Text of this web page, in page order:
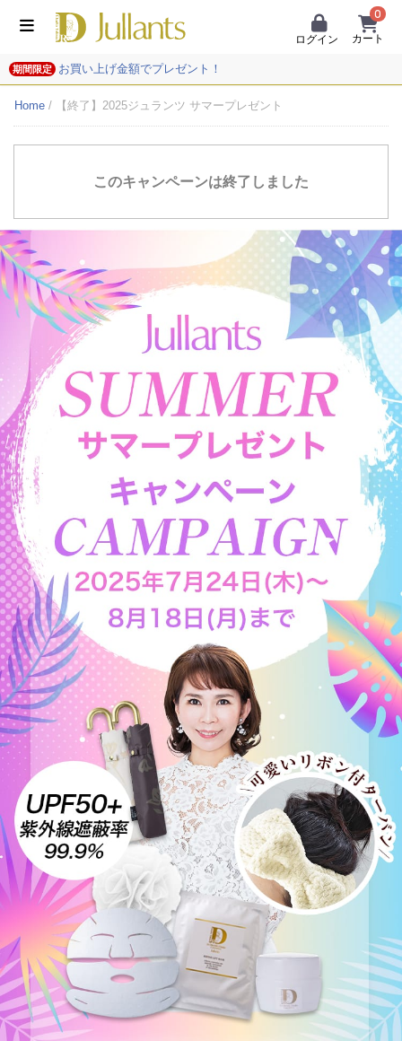
ログイン
0
カート
期間限定 お買い上げ金額でプレゼント！
Home / 【終了】2025ジュランツ サマープレゼント
このキャンペーンは終了しました